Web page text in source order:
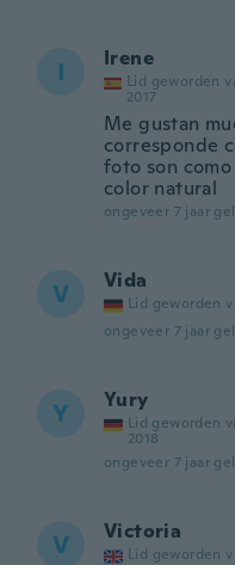
I Irene
Lid geworden
2017
Me gustan
corresponde
foto son
color natural
ongeveer 7 jaar
V Vida
Lid geworden
ongeveer 7 jaar
Y Yury
Lid geworden
2018
ongeveer 7 jaar
V Victoria
Lid geworden